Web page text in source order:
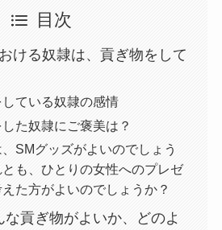
目次
ける奴隷は、貢ぎ物をして
ている奴隷の感情
た奴隷にご褒美は？
SMグッズがよいのでしょう
も、ひとりの女性へのプレゼ
た方がよいのでしょうか？
な貢ぎ物がよいか、どのよ